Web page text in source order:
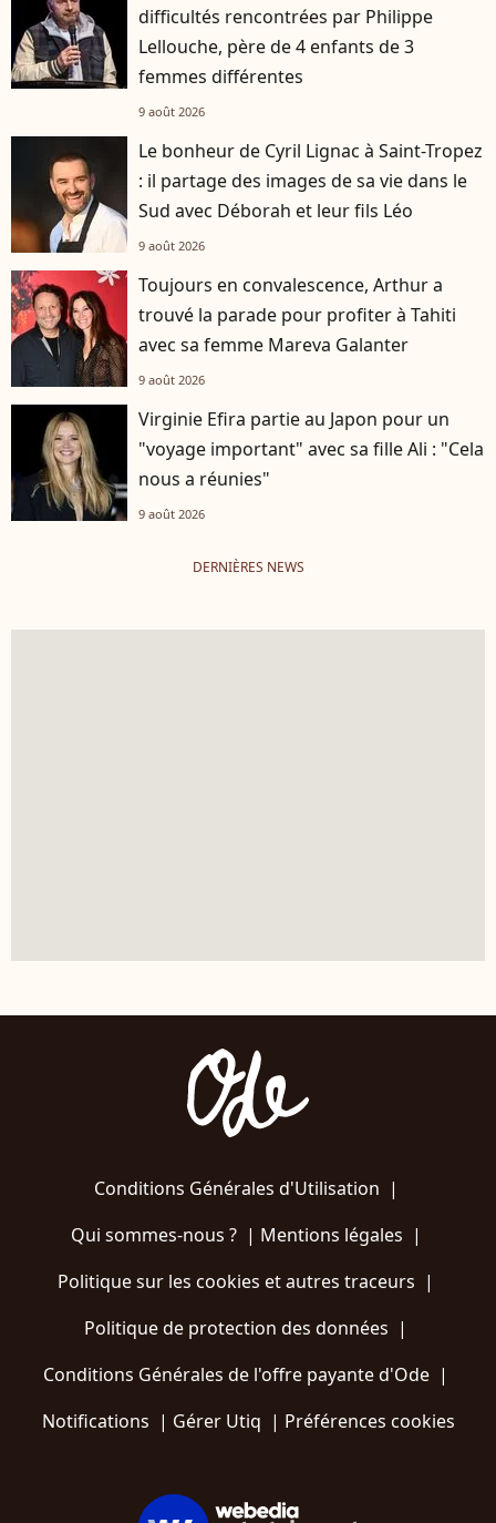
difficultés rencontrées par Philippe
Lellouche, père de 4 enfants de 3
femmes différentes
9 août 2026
Le bonheur de Cyril Lignac à Saint-Tropez
: il partage des images de sa vie dans le
Sud avec Déborah et leur fils Léo
9 août 2026
Toujours en convalescence, Arthur a
trouvé la parade pour profiter à Tahiti
avec sa femme Mareva Galanter
9 août 2026
Virginie Efira partie au Japon pour un
"voyage important" avec sa fille Ali : "Cela
nous a réunies"
9 août 2026
DERNIÈRES NEWS
Conditions Générales d'Utilisation |
Qui sommes-nous ?| Mentions légales |
Politique sur les cookies et autres traceurs |
Politique de protection des données |
Conditions Générales de l'offre payante d'Ode |
Notifications | Gérer Utiq | Préférences cookies